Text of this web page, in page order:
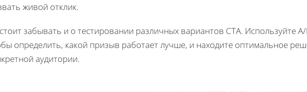
живой отклик.
забывать и о тестировании различных вариантов CTA. Используйте
определить, какой призыв работает лучше, и находите оптимальное
аудитории.